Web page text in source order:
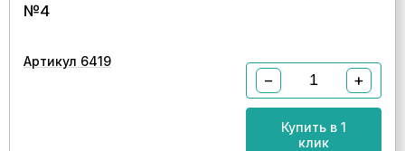
№4
Артикул 6419
− +
Купить в 1
клик